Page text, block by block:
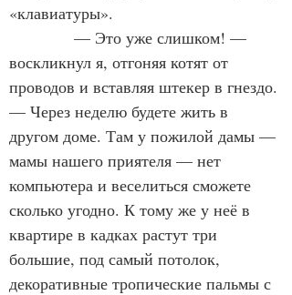
«клавиатуры».
— Это уже слишком! —
воскликнул я, отгоняя котят от
проводов и вставляя штекер в гнездо.
— Через неделю будете жить в
другом доме. Там у пожилой дамы —
мамы нашего приятеля — нет
компьютера и веселиться сможете
сколько угодно. К тому же у неё в
квартире в кадках растут три
большие, под самый потолок,
декоративные тропические пальмы с